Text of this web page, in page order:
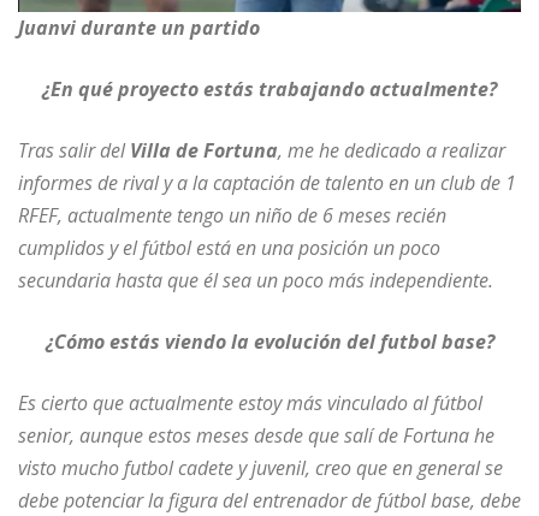
Juanvi durante un partido
¿En qué proyecto estás trabajando actualmente?
Tras salir delVilla de Fortuna, me he dedicado a realizar
informes de rival y a la captación de talento en un club de 1
RFEF, actualmente tengo un niño de 6 meses recién
cumplidos y el fútbol está en una posición un poco
secundaria hasta que él sea un poco más independiente.
¿Cómo estás viendo la evolución del futbol base?
Es cierto que actualmente estoy más vinculado al fútbol
senior, aunque estos meses desde que salí de Fortuna he
visto mucho futbol cadete y juvenil, creo que en general se
debe potenciar la figura del entrenador de fútbol base, debe